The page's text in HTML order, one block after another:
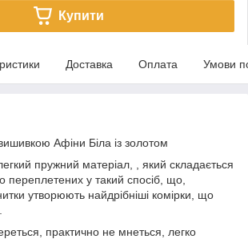
Купити
Доставка Оплата Умови
Афіни Біла із золотом
пружний матеріал, , який складається
переплетених у такий спосіб, що,
утворюють найдрібніші комірки, що
практично не мнеться, легко